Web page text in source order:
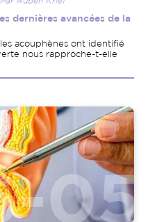
dernières avancées de la
acouphènes ont identifié
nous rapproche-t-elle